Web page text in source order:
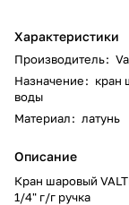
Характеристики
Производитель:
Назначение: кран
воды
Материал: латунь
Описание
Кран шаровый
1/4" г/г ручка